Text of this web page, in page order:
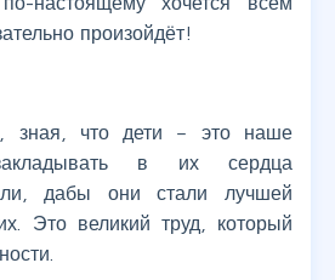
произойдёт!
зная, что дети – это наше
в их сердца
дабы они стали лучшей
Это великий труд, который